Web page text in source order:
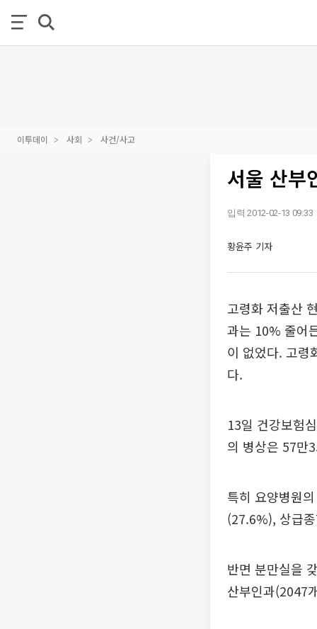
이투데이 사회 사건/사고
서울 산부
입력 2012-02-13 09:33
황윤주 기자
고령화 저출산
과는 10% 줄어
이 없었다. 고령
다.
13일 건강보험
의 병상은 57만
특히 요양병원
(27.6%), 상급
반면 분만실을
산부인과(2047